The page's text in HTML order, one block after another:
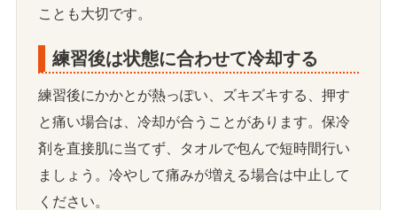
ことも大切です。
練習後は状態に合わせて冷却する
練習後にかかとが熱っぽい、ズキズキする、押す
と痛い場合は、冷却が合うことがあります。保冷
剤を直接肌に当てず、タオルで包んで短時間行い
ましょう。冷やして痛みが増える場合は中止して
ください。